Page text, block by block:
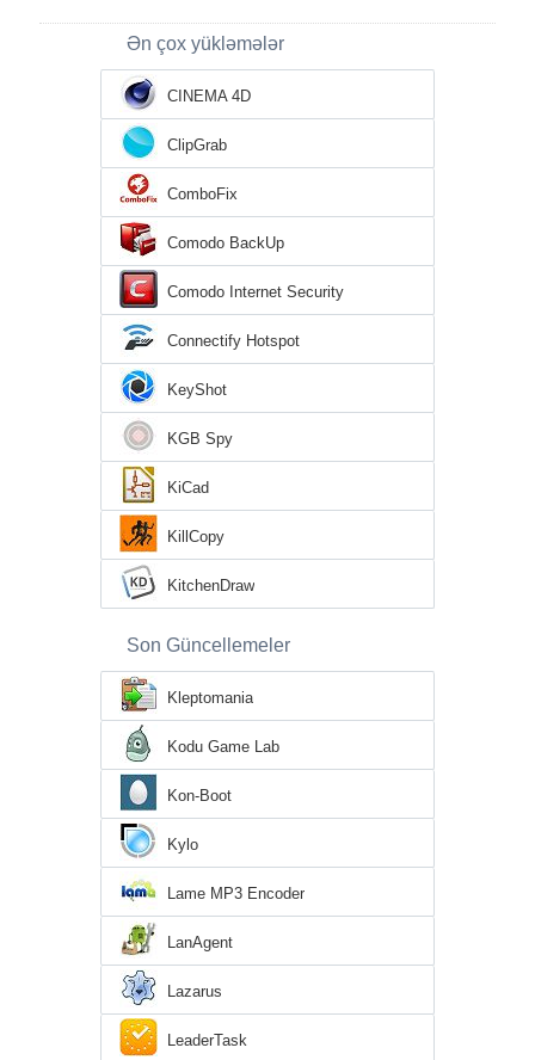
Ən çox yükləmələr
CINEMA 4D
ClipGrab
ComboFix
Comodo BackUp
Comodo Internet Security
Connectify Hotspot
KeyShot
KGB Spy
KiCad
KillCopy
KitchenDraw
Son Güncellemeler
Kleptomania
Kodu Game Lab
Kon-Boot
Kylo
Lame MP3 Encoder
LanAgent
Lazarus
LeaderTask